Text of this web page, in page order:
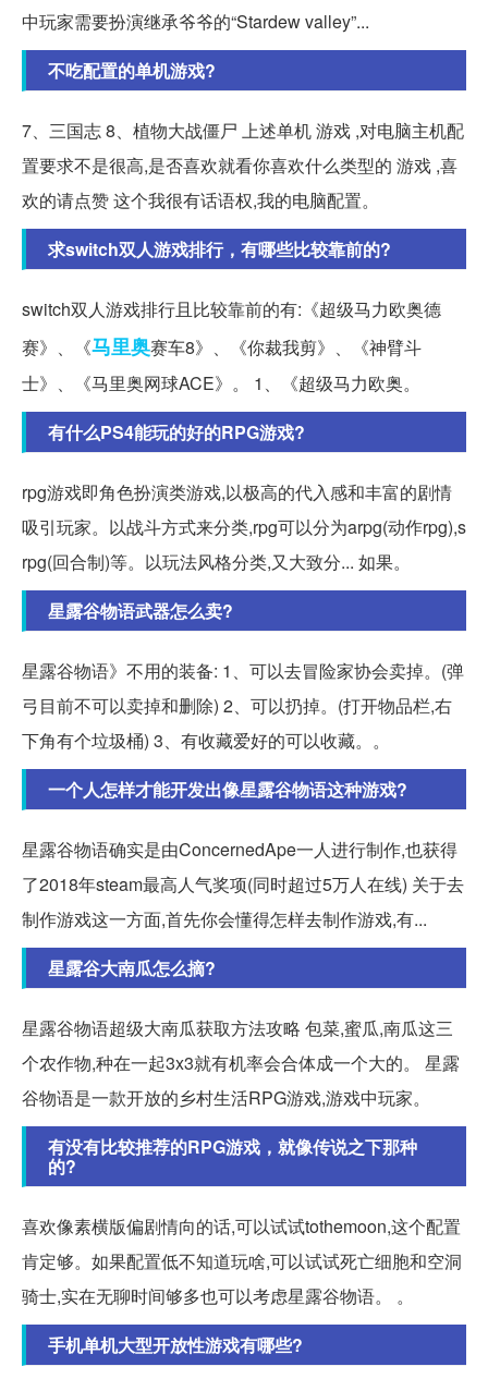
中玩家需要扮演继承爷爷的“Stardew valley”...
不吃配置的单机游戏?
7、三国志 8、植物大战僵尸 上述单机 游戏 ,对电脑主机配
置要求不是很高,是否喜欢就看你喜欢什么类型的 游戏 ,喜
欢的请点赞 这个我很有话语权,我的电脑配置。
求switch双人游戏排行，有哪些比较靠前的?
switch双人游戏排行且比较靠前的有:《超级马力欧奥德
赛》、《马里奥赛车8》、《你裁我剪》、《神臂斗
士》、《马里奥网球ACE》。 1、《超级马力欧奥。
有什么PS4能玩的好的RPG游戏?
rpg游戏即角色扮演类游戏,以极高的代入感和丰富的剧情
吸引玩家。以战斗方式来分类,rpg可以分为arpg(动作rpg),s
rpg(回合制)等。以玩法风格分类,又大致分... 如果。
星露谷物语武器怎么卖?
星露谷物语》不用的装备: 1、可以去冒险家协会卖掉。(弹
弓目前不可以卖掉和删除) 2、可以扔掉。(打开物品栏,右
下角有个垃圾桶) 3、有收藏爱好的可以收藏。。
一个人怎样才能开发出像星露谷物语这种游戏?
星露谷物语确实是由ConcernedApe一人进行制作,也获得
了2018年steam最高人气奖项(同时超过5万人在线) 关于去
制作游戏这一方面,首先你会懂得怎样去制作游戏,有...
星露谷大南瓜怎么摘?
星露谷物语超级大南瓜获取方法攻略 包菜,蜜瓜,南瓜这三
个农作物,种在一起3x3就有机率会合体成一个大的。 星露
谷物语是一款开放的乡村生活RPG游戏,游戏中玩家。
有没有比较推荐的RPG游戏，就像传说之下那种
的?
喜欢像素横版偏剧情向的话,可以试试tothemoon,这个配置
肯定够。如果配置低不知道玩啥,可以试试死亡细胞和空洞
骑士,实在无聊时间够多也可以考虑星露谷物语。 。
手机单机大型开放性游戏有哪些?